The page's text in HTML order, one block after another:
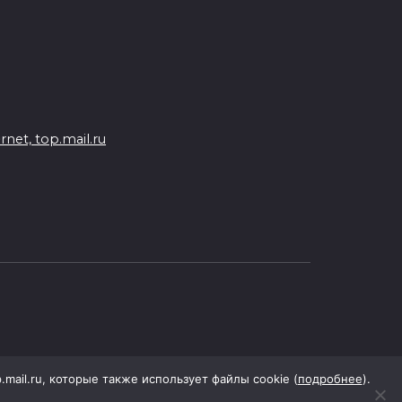
05 августа 2026 18:04
чувствую» пройдет на Дону
top.mail.ru
которые также использует файлы cookie (подробнее).